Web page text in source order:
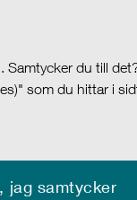
Samtycker du till
som du hittar i
jag samtycker